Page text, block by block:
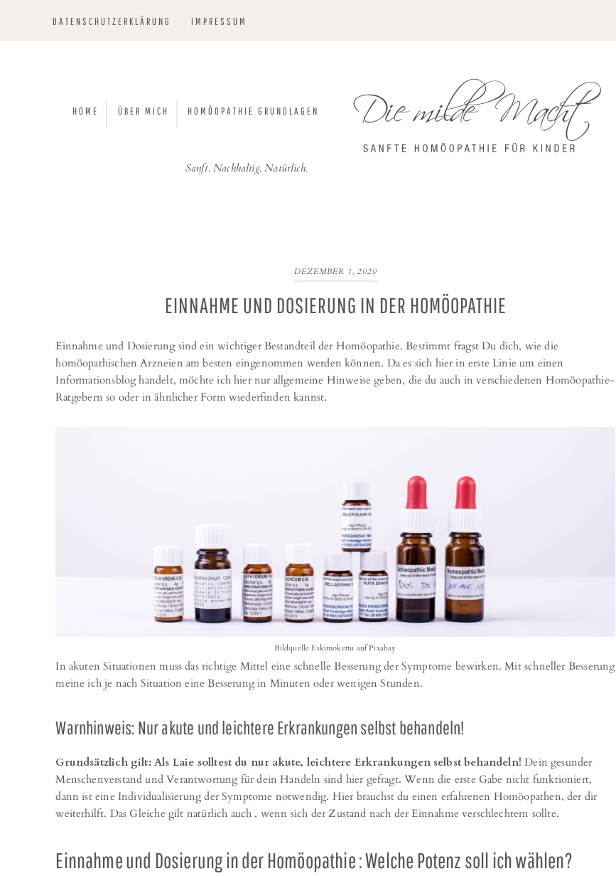
Hauptnavigation
HauptsidebarDATENSCHUTZERKLÄRUNG IMPRESSUM
HOME ÜBER MICH HOMÖOPATHIE GRUNDLAGEN
Sanft. Nachhaltig. Natürlich.
DEZEMBER 1, 2020
EINNAHME UND DOSIERUNG IN DER HOMÖOPATHIE
Einnahme und Dosierung sind ein wichtiger Bestandteil der Homöopathie. Bestimmt fragst Du dich, wie die
homöopathischen Arzneien am besten eingenommen werden können. Da es sich hier in erste Linie um einen
Informationsblog handelt, möchte ich hier nur allgemeine Hinweise geben, die du auch in verschiedenen Homöopathie-
Ratgebern so oder in ähnlicher Form wiederfinden kannst.
Bildquelle Eskimokettu auf Pixabay
In akuten Situationen muss das richtige Mittel eine schnelle Besserung der Symptome bewirken. Mit schneller Besserung
meine ich je nach Situation eine Besserung in Minuten oder wenigen Stunden.
Warnhinweis: Nur akute und leichtere Erkrankungen selbst behandeln!
Grundsätzlich gilt: Als Laie solltest du nur akute, leichtere Erkrankungen selbst behandeln!Dein gesunder
Menschenverstand und Verantwortung für dein Handeln sind hier gefragt. Wenn die erste Gabe nicht funktioniert,
dann ist eine Individualisierung der Symptome notwendig. Hier brauchst du einen erfahrenen Homöopathen, der dir
weiterhilft. Das Gleiche gilt natürlich auch , wenn sich der Zustand nach der Einnahme verschlechtern sollte.
Einnahme und Dosierung in der Homöopathie : Welche Potenz soll ich wählen?